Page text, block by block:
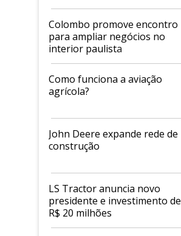
Colombo promove encontro
para ampliar negócios no
interior paulista
Como funciona a aviação
agrícola?
John Deere expande rede de
construção
LS Tractor anuncia novo
presidente e investimento de
R$ 20 milhões